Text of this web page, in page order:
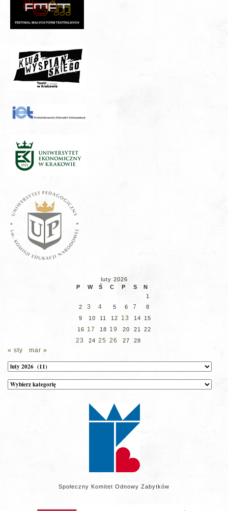
luty 2026
P
W Ś C P S
N
1
2
3 4 5 6 7
8
9
10 11 12 13 14 15
16 17 18 19 20 21 22
23 24 25 26 27 28
« sty mar »
Archiwum
Kategorie
wpisów
Społeczny Komitet Odnowy Zabytków